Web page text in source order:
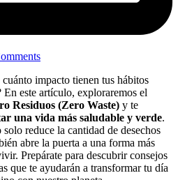
impacto tienen tus hábitos
este artículo, exploraremos el
Residuos (Zero Waste) y te
una vida más saludable y verde.
reduce la cantidad de desechos
abre la puerta a una forma más
Prepárate para descubrir consejos
que te ayudarán a transformar tu día